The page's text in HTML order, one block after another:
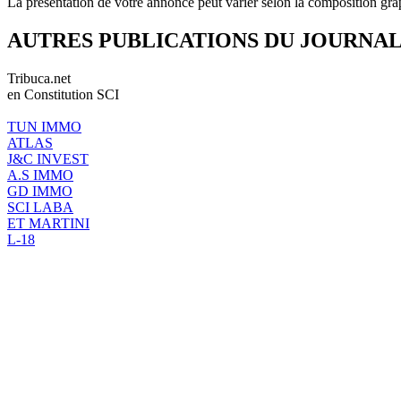
AUTRES PUBLICATIONS DU JOURNAL
Tribuca.net
en Constitution SCI
TUN IMMO
ATLAS
J&C INVEST
A.S IMMO
GD IMMO
SCI LABA
ET MARTINI
L-18